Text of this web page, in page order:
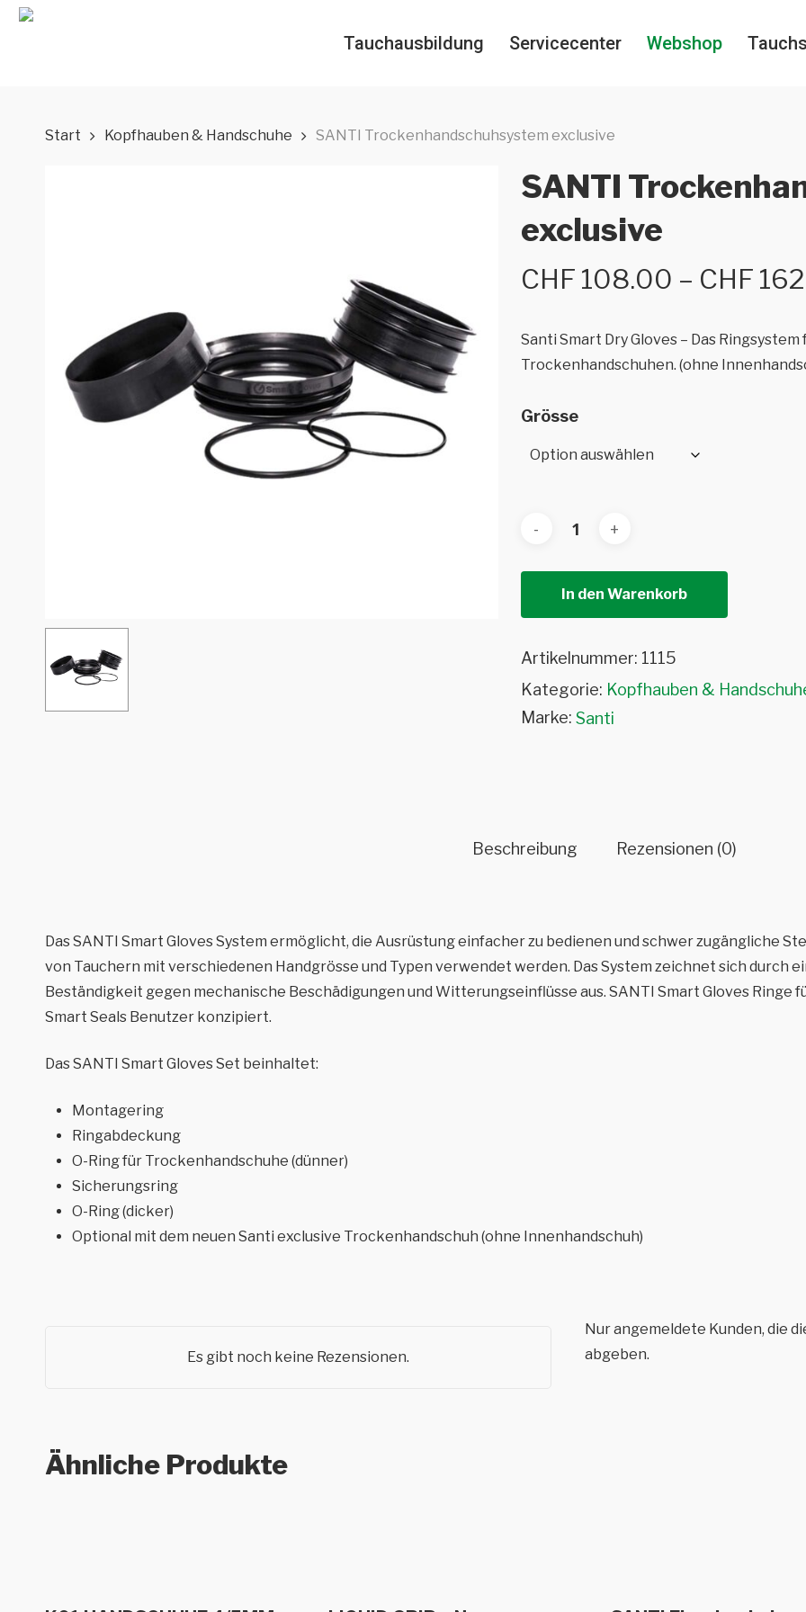
Skip
Tauchausbildung Servicecenter Webshop
Start Kopfhauben & Handschuhe SANTI Trockenhandschuhsystem exclusive
SANTI
exclusive
CHF 108.00 – CHF
Santi Smart Dry Gloves – Das
Trockenhandschuhen. (ohne
Grösse
In den Warenkorb
Artikelnummer: 1115
Kategorie: Kopfhauben &
Marke: Santi
Beschreibung Rezensionen (0)
Das SANTI Smart Gloves System ermöglicht, die Ausrüstung einfacher zu bedienen und schwer zugängliche
von Tauchern mit verschiedenen Handgrösse und Typen verwendet werden. Das System zeichnet sich durch
Beständigkeit gegen mechanische Beschädigungen und Witterungseinflüsse aus. SANTI Smart Gloves Ringe
Smart Seals Benutzer konzipiert.
Das SANTI Smart Gloves Set beinhaltet:
Montagering
Ringabdeckung
O-Ring für Trockenhandschuhe (dünner)
Sicherungsring
O-Ring (dicker)
Optional mit dem neuen Santi exclusive Trockenhandschuh (ohne Innenhandschuh)
Es gibt noch keine Rezensionen.
Nur angemeldete Kunden, die
abgeben.
Ähnliche Produkte